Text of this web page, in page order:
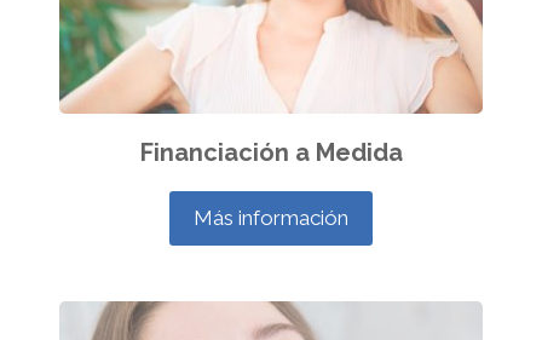
Financiación a Medida
Más información